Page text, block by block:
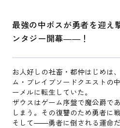
最強の中ボスが勇者を迎え
ンタジー開幕――！
お人好しの社畜・都仲はじめは
ム・ブレイブソードクエストの
ーメルに転生していた。
ザウスはゲーム序盤で魔公爵で
しまう。その復讐のため勇者に
そして――勇者に倒される運命だ